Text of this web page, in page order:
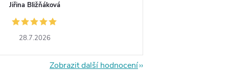
Jiřina Bližňáková
28.7.2026
Zobrazit další hodnocení